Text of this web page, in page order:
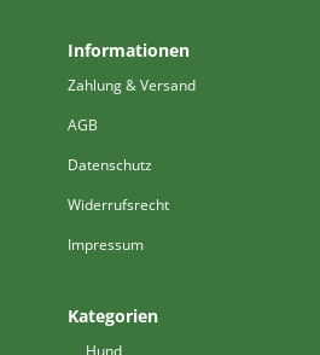
Informationen
Zahlung & Versand
AGB
Datenschutz
Widerrufsrecht
Impressum
Kategorien
Hund